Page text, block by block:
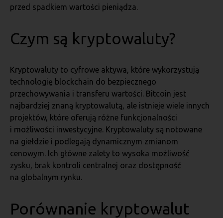
przed spadkiem wartości pieniądza.
Czym są kryptowaluty?
Kryptowaluty to cyfrowe aktywa, które wykorzystują
technologię blockchain do bezpiecznego
przechowywania i transferu wartości. Bitcoin jest
najbardziej znaną kryptowalutą, ale istnieje wiele innych
projektów, które oferują różne funkcjonalności
i możliwości inwestycyjne. Kryptowaluty są notowane
na giełdzie i podlegają dynamicznym zmianom
cenowym. Ich główne zalety to wysoka możliwość
zysku, brak kontroli centralnej oraz dostępność
na globalnym rynku.
Porównanie kryptowalut